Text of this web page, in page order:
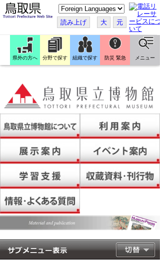
こ
の
ペ
ー
ジ
翻
訳
す
読み上げ 大 元
県外の方へ 分野で探す 組織で探す 防災 緊急 メニュー